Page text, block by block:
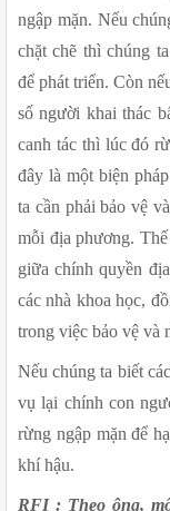
ngập mặn. Nếu
chặt chẽ thì chúng
để phát triển. Còn
số người khai thác
canh tác thì lúc đó
đây là một biện
ta cần phải bảo vệ
mỗi địa phương.
giữa chính quyền
các nhà khoa học,
trong việc bảo vệ và
Nếu chúng ta biết
vụ lại chính con
rừng ngập mặn để
khí hậu.
RFI : Theo ông,